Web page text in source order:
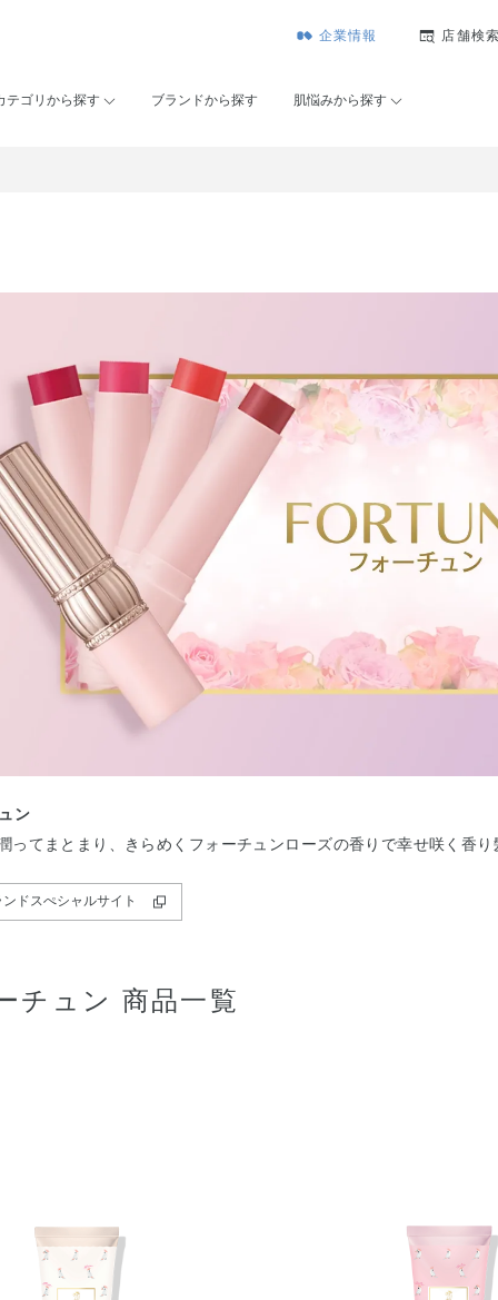
企業情報 店舗検
テゴリから探す ブランドから探す 肌悩みから探す
ン
ってまとまり、きらめくフォーチュンローズの香りで幸せ咲く香り
ンドスぺシャルサイト
チュン 商品一覧